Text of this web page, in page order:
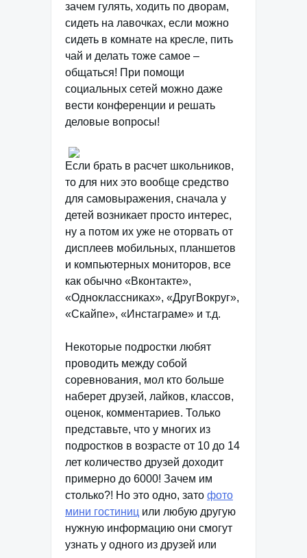
зачем гулять, ходить по дворам,
сидеть на лавочках, если можно
сидеть в комнате на кресле, пить
чай и делать тоже самое –
общаться! При помощи
социальных сетей можно даже
вести конференции и решать
деловые вопросы!
Если брать в расчет школьников,
то для них это вообще средство
для самовыражения, сначала у
детей возникает просто интерес,
ну а потом их уже не оторвать от
дисплеев мобильных, планшетов
и компьютерных мониторов, все
как обычно «Вконтакте»,
«Одноклассниках», «ДругВокруг»,
«Скайпе», «Инстаграме» и т.д.
Некоторые подростки любят
проводить между собой
соревнования, мол кто больше
наберет друзей, лайков, классов,
оценок, комментариев. Только
представьте, что у многих из
подростков в возрасте от 10 до 14
лет количество друзей доходит
примерно до 6000! Зачем им
столько?! Но это одно, зато фото
мини гостиниц или любую другую
нужную информацию они смогут
узнать у одного из друзей или